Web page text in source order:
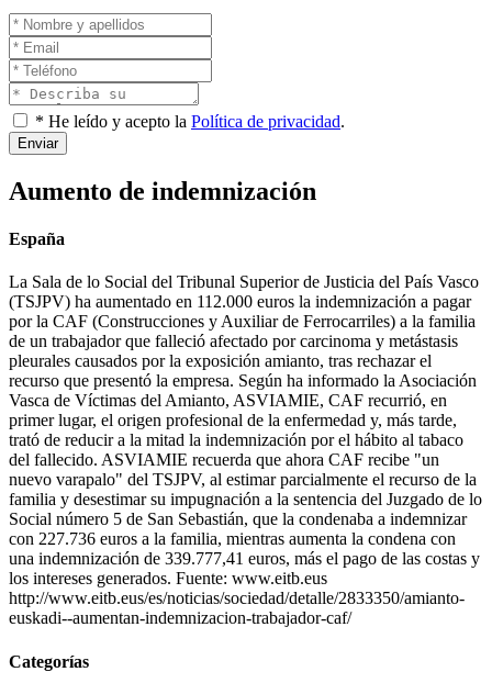
* He leído y acepto la Política de privacidad.
Enviar
Aumento de indemnización
España
La Sala de lo Social del Tribunal Superior de Justicia del País Vasco
(TSJPV) ha aumentado en 112.000 euros la indemnización a pagar
por la CAF (Construcciones y Auxiliar de Ferrocarriles) a la familia
de un trabajador que falleció afectado por carcinoma y metástasis
pleurales causados por la exposición amianto, tras rechazar el
recurso que presentó la empresa. Según ha informado la Asociación
Vasca de Víctimas del Amianto, ASVIAMIE, CAF recurrió, en
primer lugar, el origen profesional de la enfermedad y, más tarde,
trató de reducir a la mitad la indemnización por el hábito al tabaco
del fallecido. ASVIAMIE recuerda que ahora CAF recibe "un
nuevo varapalo" del TSJPV, al estimar parcialmente el recurso de la
familia y desestimar su impugnación a la sentencia del Juzgado de lo
Social número 5 de San Sebastián, que la condenaba a indemnizar
con 227.736 euros a la familia, mientras aumenta la condena con
una indemnización de 339.777,41 euros, más el pago de las costas y
los intereses generados. Fuente: www.eitb.eus
http://www.eitb.eus/es/noticias/sociedad/detalle/2833350/amianto-
euskadi--aumentan-indemnizacion-trabajador-caf/
Categorías